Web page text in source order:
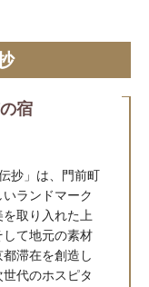
宿
抄」は、門前町
ランドマーク
取り入れた上
て地元の素材
滞在を創造し
代のホスピタ